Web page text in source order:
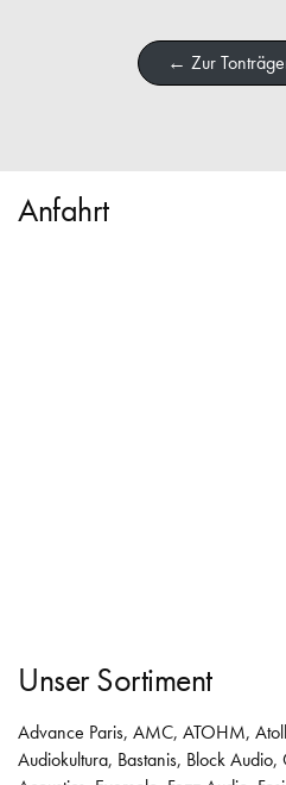
← Zur
Anfahrt
Unser Sortiment
Advance Paris, AMC, ATOHM,
Audiokultura, Bastanis, Block Audio,